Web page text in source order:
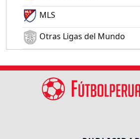
MLS
Otras Ligas del Mundo